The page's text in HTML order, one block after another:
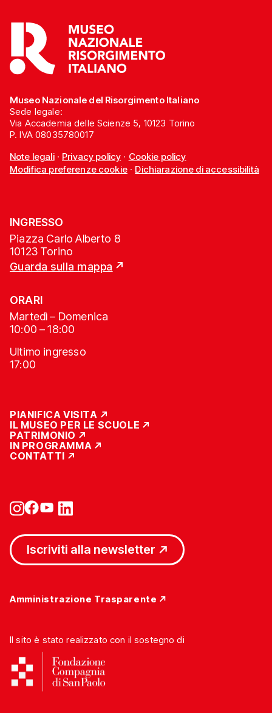
Museo Nazionale del Risorgimento Italiano
Sede legale:
Via Accademia delle Scienze 5, 10123 Torino
P. IVA 08035780017
Note legali· Privacy policy · Cookie policy
Modifica preferenze cookie· Dichiarazione di accessibilità
INGRESSO
Piazza Carlo Alberto 8
10123 Torino
Guarda sulla mappa
ORARI
Martedì – Domenica
10:00 – 18:00
Ultimo ingresso
17:00
PIANIFICA VISITA
IL MUSEO PER LE SCUOLE
PATRIMONIO
IN PROGRAMMA
CONTATTI
Iscriviti alla newsletter
Amministrazione Trasparente
Il sito è stato realizzato con il sostegno di